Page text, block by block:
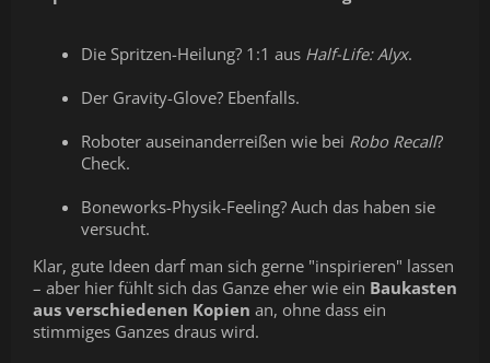
Die Spritzen-Heilung? 1:1 aus Half-Life: Alyx.
Der Gravity-Glove? Ebenfalls.
Roboter auseinanderreißen wie bei Robo Recall?
Check.
Boneworks-Physik-Feeling? Auch das haben sie
versucht.
Klar, gute Ideen darf man sich gerne "inspirieren" lassen
– aber hier fühlt sich das Ganze eher wie ein Baukasten
aus verschiedenen Kopien an, ohne dass ein
stimmiges Ganzes draus wird.